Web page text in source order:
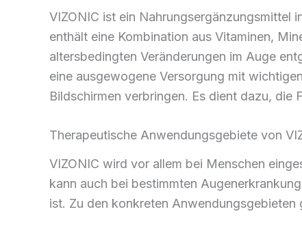
VIZONIC ist ein Nahrungsergänzungsmittel
enthält eine Kombination aus Vitaminen,
altersbedingten Veränderungen im Auge
eine ausgewogene Versorgung mit
Bildschirmen verbringen. Es dient dazu,
Therapeutische Anwendungsgebiete von
VIZONIC wird vor allem bei Menschen
kann auch bei bestimmten
ist. Zu den konkreten Anwendungsgebieten